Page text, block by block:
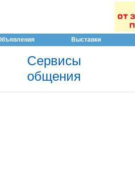
Выставки
Сервисы
общения